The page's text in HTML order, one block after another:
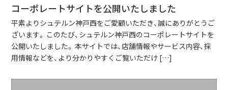
コーポレートサイトを公開いたしました
平素よりシュテルン神戸西をご愛顧いただき、誠にありがとうご
ざいます。 このたび、シュテルン神戸西のコーポレートサイトを
公開いたしました。 本サイトでは、店舗情報やサービス内容、採
用情報などを、より分かりやすくご覧いただけ […]